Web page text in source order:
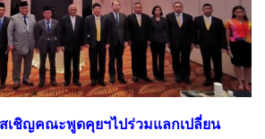
เชิญคณะพูดคุยฯไปร่วมแลกเปลี่ยน